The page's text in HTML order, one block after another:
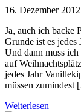
16. Dezember 2012
Ja, auch ich backe
Grunde ist es jedes
Und dann muss
auf
jedes Jahr
müssen
Weiterlesen